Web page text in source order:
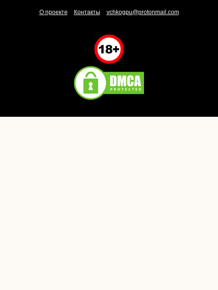
О проекте Контакты vchkogpu@protonmail.com